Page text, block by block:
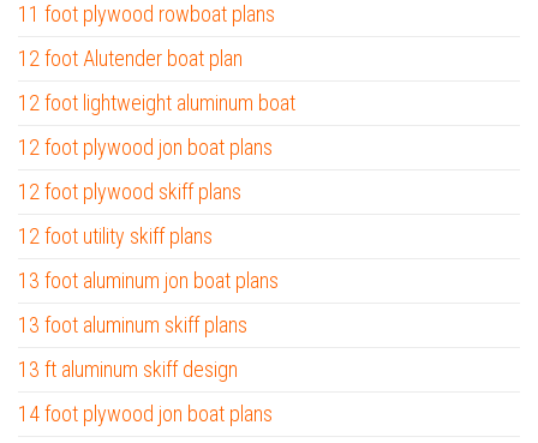
11 foot plywood rowboat plans
12 foot Alutender boat plan
12 foot lightweight aluminum boat
12 foot plywood jon boat plans
12 foot plywood skiff plans
12 foot utility skiff plans
13 foot aluminum jon boat plans
13 foot aluminum skiff plans
13 ft aluminum skiff design
14 foot plywood jon boat plans